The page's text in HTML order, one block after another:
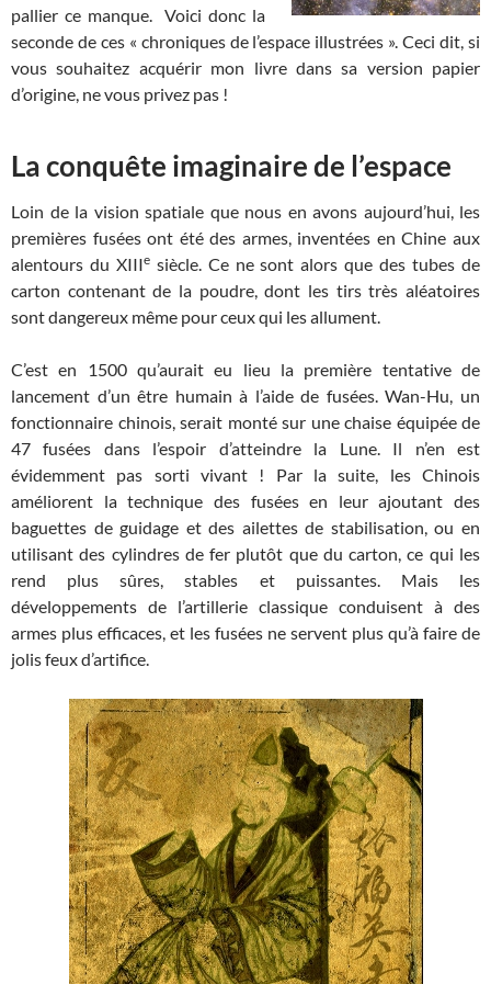
pallier ce manque. Voici donc la
seconde de ces « chroniques de l’espace illustrées ». Ceci dit, si
vous souhaitez acquérir mon livre dans sa version papier
d’origine, ne vous privez pas !
La conquête imaginaire de l’espace
Loin de la vision spatiale que nous en avons aujourd’hui, les
premières fusées ont été des armes, inventées en Chine aux
alentours du XIIIesiècle. Ce ne sont alors que des tubes de
carton contenant de la poudre, dont les tirs très aléatoires
sont dangereux même pour ceux qui les allument.
C’est en 1500 qu’aurait eu lieu la première tentative de
lancement d’un être humain à l’aide de fusées. Wan-Hu, un
fonctionnaire chinois, serait monté sur une chaise équipée de
47 fusées dans l’espoir d’atteindre la Lune. Il n’en est
évidemment pas sorti vivant ! Par la suite, les Chinois
améliorent la technique des fusées en leur ajoutant des
baguettes de guidage et des ailettes de stabilisation, ou en
utilisant des cylindres de fer plutôt que du carton, ce qui les
rend plus sûres, stables et puissantes. Mais les
développements de l’artillerie classique conduisent à des
armes plus efficaces, et les fusées ne servent plus qu’à faire de
jolis feux d’artifice.